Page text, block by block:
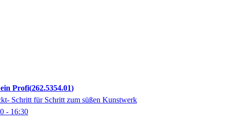
Profi 262.5354.01
Schritt für Schritt zum süßen Kunstwerk
- 16:30